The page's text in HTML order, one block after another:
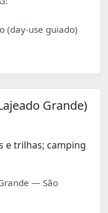
(day-use guiado)
Grande)
e trilhas; camping
— São